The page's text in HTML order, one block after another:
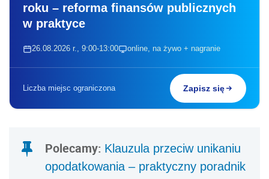
roku – reforma finansów publicznych
w praktyce
26.08.2026 r., 9:00-13:00 online, na żywo + nagranie
Liczba miejsc ograniczona Zapisz się
Polecamy: Klauzula przeciw unikaniu
opodatkowania – praktyczny poradnik